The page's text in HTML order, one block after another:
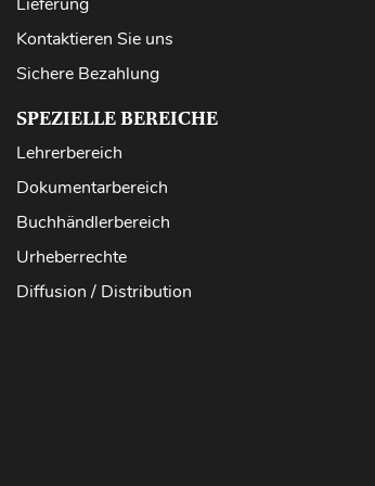
Kontaktieren Sie uns
Sichere Bezahlung
SPEZIELLE BEREICHE
Lehrerbereich
Dokumentarbereich
Buchhändlerbereich
Urheberrechte
Diffusion / Distribution